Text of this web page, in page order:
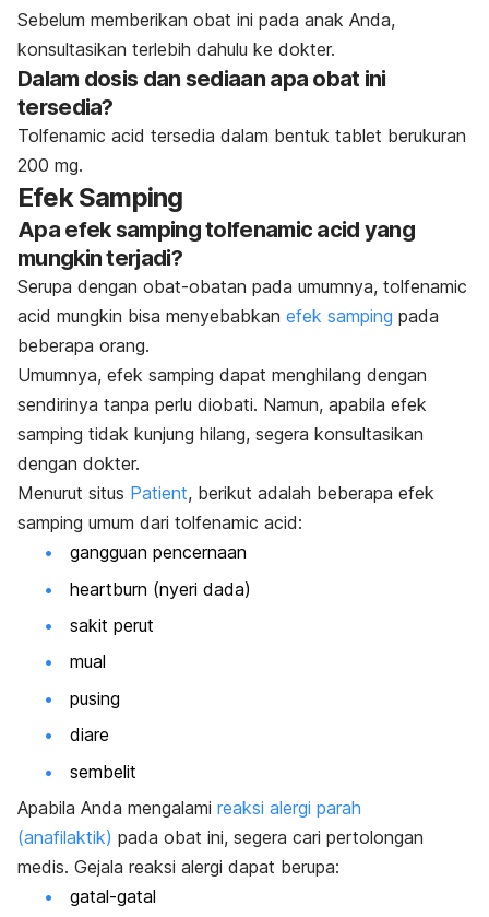
Sebelum memberikan obat ini pada anak Anda,
konsultasikan terlebih dahulu ke dokter.
Dalam dosis dan sediaan apa obat ini
tersedia?
Tolfenamic acid tersedia dalam bentuk tablet berukuran
200 mg.
Efek Samping
Apa efek samping tolfenamic acid yang
mungkin terjadi?
Serupa dengan obat-obatan pada umumnya, tolfenamic
acid mungkin bisa menyebabkan efek samping pada
beberapa orang.
Umumnya, efek samping dapat menghilang dengan
sendirinya tanpa perlu diobati. Namun, apabila efek
samping tidak kunjung hilang, segera konsultasikan
dengan dokter.
Menurut situs Patient, berikut adalah beberapa efek
samping umum dari tolfenamic acid:
gangguan pencernaan
heartburn (nyeri dada)
sakit perut
mual
pusing
diare
sembelit
Apabila Anda mengalami reaksi alergi parah
(anafilaktik) pada obat ini, segera cari pertolongan
medis. Gejala reaksi alergi dapat berupa:
gatal-gatal